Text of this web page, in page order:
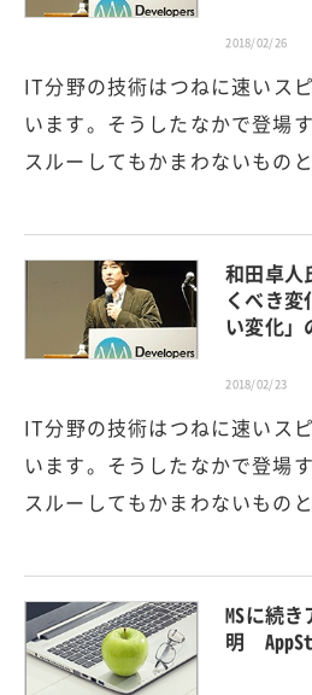
2018/02/26
IT分野の技術はつねに速いス
います。そうしたなかで登場
スルーしてもかまわないもの
和田卓人
くべき
い変化」
2018/02/23
IT分野の技術はつねに速いス
います。そうしたなかで登場
スルーしてもかまわないもの
MSに続
明